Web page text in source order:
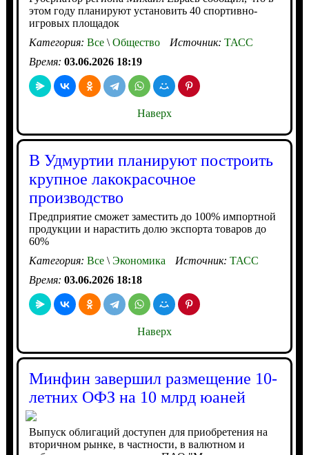
этом году планируют установить 40 спортивно-
игровых площадок
Категория: Все\Общество Источник: ТАСС
Время: 03.06.2026 18:19
Наверх
В Удмуртии планируют построить
крупное лакокрасочное
производство
Предприятие сможет заместить до 100% импортной
продукции и нарастить долю экспорта товаров до
60%
Категория: Все\Экономика Источник: ТАСС
Время: 03.06.2026 18:18
Наверх
Минфин завершил размещение 10-
летних ОФЗ на 10 млрд юаней
Выпуск облигаций доступен для приобретения на
вторичном рынке, в частности, в валютном и